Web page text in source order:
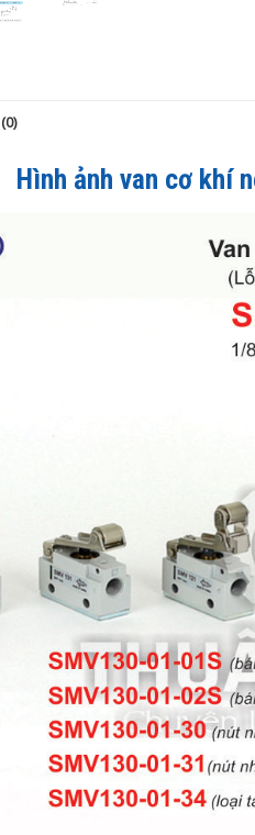
Hình ảnh van cơ khí